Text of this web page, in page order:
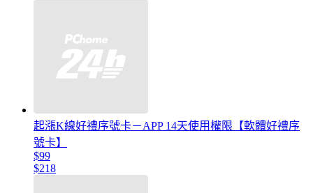
起漲K線好禮序號卡－APP 14天使用權限【軟體好禮序
號卡】
$99
$218